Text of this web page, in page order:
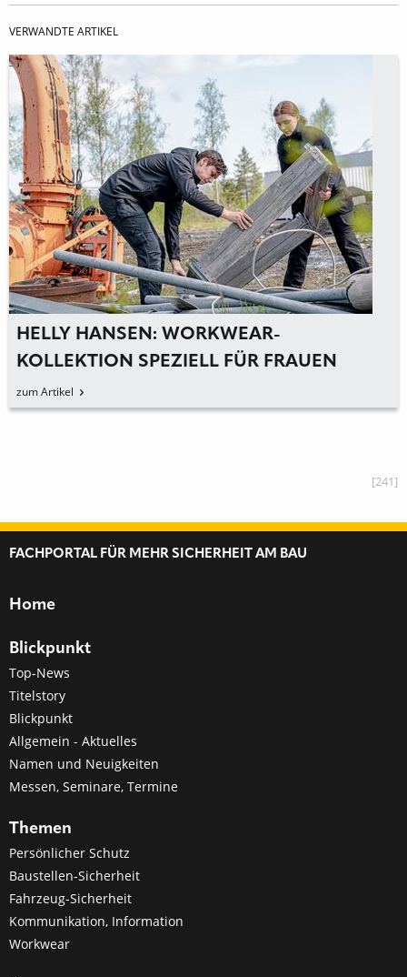
VERWANDTE ARTIKEL
HELLY HANSEN: WORKWEAR-
KOLLEKTION SPEZIELL FÜR FRAUEN
zum Artikel
[241]
FACHPORTAL FÜR MEHR SICHERHEIT AM BAU
Home
Blickpunkt
Top-News
Titelstory
Blickpunkt
Allgemein - Aktuelles
Namen und Neuigkeiten
Messen, Seminare, Termine
Themen
Persönlicher Schutz
Baustellen-Sicherheit
Fahrzeug-Sicherheit
Kommunikation, Information
Workwear